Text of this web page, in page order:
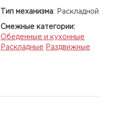
Тип механизма: Раскладной
Смежные категории:
Обеденные и кухонные
Раскладные
Раздвижные